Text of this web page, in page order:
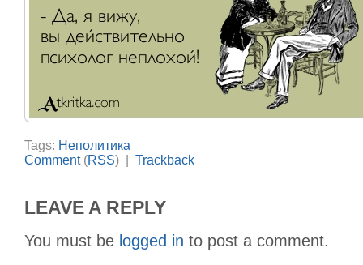
Tags: Неполитика
Comment(RSS) | Trackback
LEAVE A REPLY
You must be logged in to post a comment.